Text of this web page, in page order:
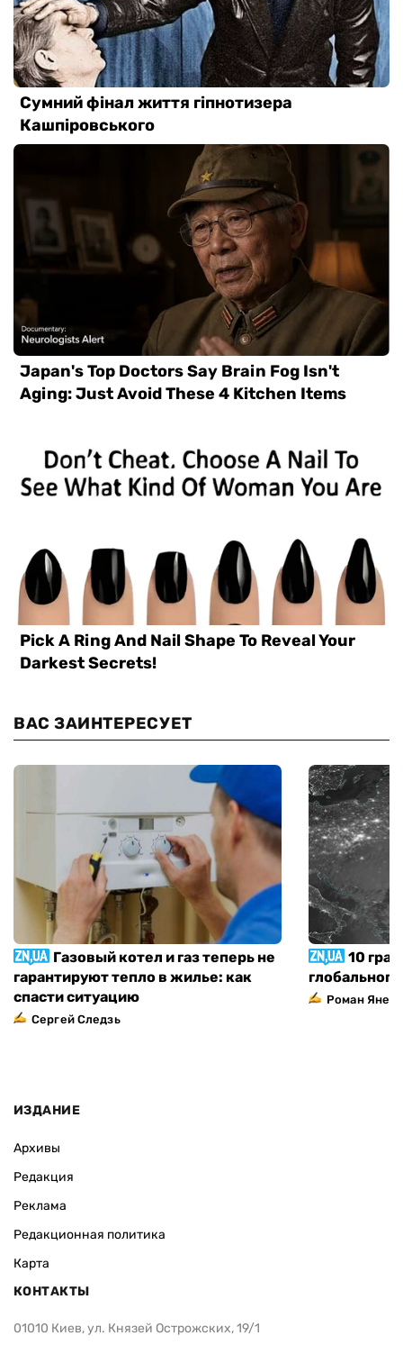
ВАС ЗАИНТЕРЕСУЕТ
Газовый котел и газ теперь не
гарантируют тепло в жилье: как
спасти ситуацию
Сергей Следзь
10
Роман
ИЗДАНИЕ
Архивы
Редакция
Реклама
Редакционная политика
Карта
КОНТАКТЫ
01010 Киев, ул. Князей Острожских, 19/1